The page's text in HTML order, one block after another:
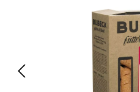
Bildergalerie überspringen